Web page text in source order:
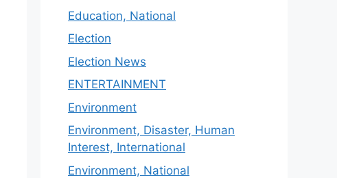
Education, National
Election
Election News
ENTERTAINMENT
Environment
Environment, Disaster, Human
Interest, International
Environment, National